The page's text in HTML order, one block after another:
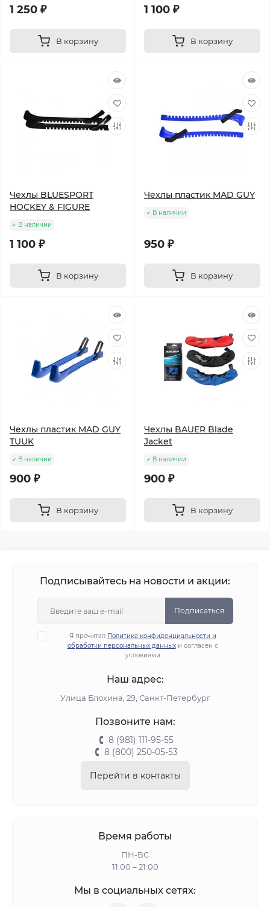
1 250 ₽
В корзину
1 100 ₽
В корзину
Чехлы BLUESPORT
HOCKEY & FIGURE
В наличии
1 100 ₽
В корзину
Чехлы пластик MAD GUY
В наличии
950 ₽
В корзину
Чехлы пластик MAD GUY
TUUK
В наличии
900 ₽
В корзину
Чехлы BAUER Blade
Jacket
В наличии
900 ₽
В корзину
Подписывайтесь на новости и акции:
Подписаться
Я прочитал Политика конфиденциальности и
обработки персональных данныхи согласен с
условиями
Наш адрес:
Улица Блохина, 29, Санкт-Петербург
Позвоните нам:
8 (981) 111-95-55
8 (800) 250-05-53
Перейти в контакты
Время работы
ПН-ВС
11:00 – 21:00
Мы в социальных сетях: